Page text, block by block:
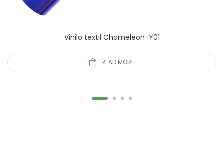
Vinilo textil Chameleon-Y01
READ MORE